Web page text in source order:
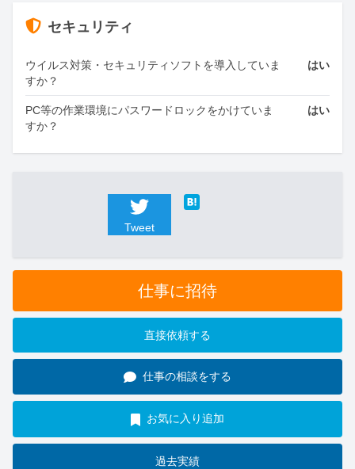
セキュリティ
ウイルス対策・セキュリティソフトを導入していま
すか？
はい
PC等の作業環境にパスワードロックをかけていま
すか？
はい
Tweet
仕事に招待
直接依頼する
仕事の相談をする
お気に入り追加
過去実績